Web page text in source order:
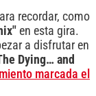
recordar, como
en esta gira.
a disfrutar en
Dying… and
marcada el